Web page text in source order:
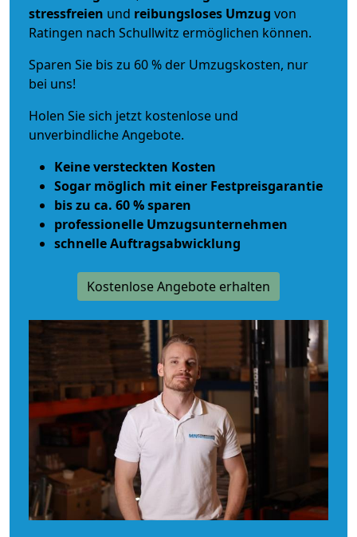
stressfreien und reibungsloses Umzug von
Ratingen nach Schullwitz ermöglichen können.
Sparen Sie bis zu 60 % der Umzugskosten, nur
bei uns!
Holen Sie sich jetzt kostenlose und
unverbindliche Angebote.
Keine versteckten Kosten
Sogar möglich mit einer Festpreisgarantie
bis zu ca. 60 % sparen
professionelle Umzugsunternehmen
schnelle Auftragsabwicklung
Kostenlose Angebote erhalten